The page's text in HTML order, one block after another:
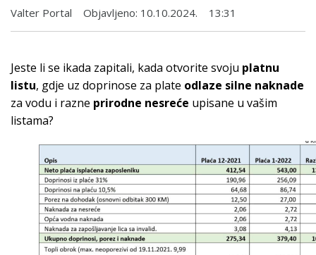
Valter Portal Objavljeno: 10.10.2024. 13:31
Jeste li se ikada zapitali, kada otvorite svoju platnu
listu, gdje uz doprinose za plate odlaze silne naknade
za vodu i razne prirodne nesreće upisane u vašim
listama?